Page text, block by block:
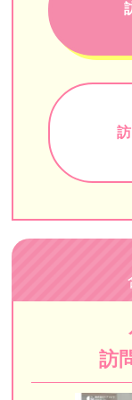
MILLENNIA
Bestreha（ベ
アエルバ訪
リハビタブル
イムス訪問看
ゆみのハート
訪問看護ステ
まるまる訪
訪